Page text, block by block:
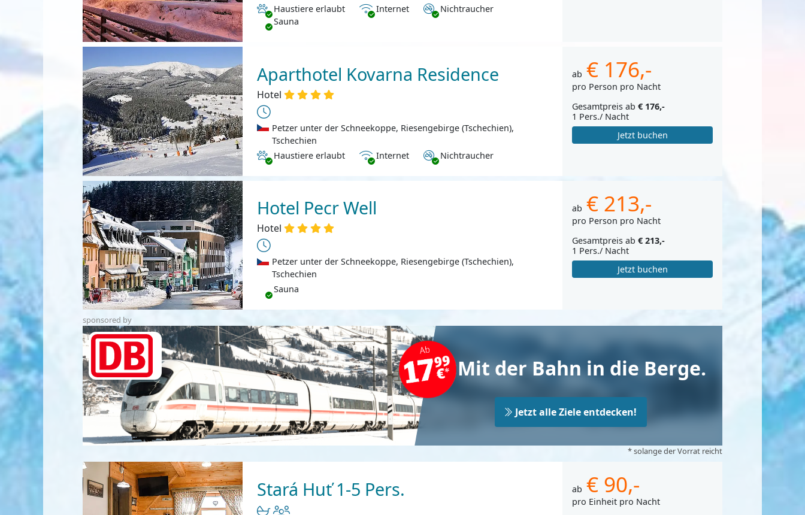
Haustiere erlaubt
Haustiere erlaubt InternetInternet Nichtraucher
Nichtraucher
Sauna
Aparthotel Kovarna Residence
Hotel
Petzer unter der Schneekoppe, Riesengebirge (Tschechien),
Tschechien
Haustiere erlaubt
Haustiere erlaubt InternetInternet Nichtraucher
Nichtraucher
ab € 176,-
pro Person pro Nacht
Gesamtpreis ab € 176,-
1 Pers./ Nacht
Jetzt buchen
Hotel Pecr Well
Hotel
Petzer unter der Schneekoppe, Riesengebirge (Tschechien),
Tschechien
Sauna
ab € 213,-
pro Person pro Nacht
Gesamtpreis ab € 213,-
1 Pers./ Nacht
Jetzt buchen
sponsored by
Mit der Bahn in die Berge.
Jetzt alle Ziele entdecken!
* solange der Vorrat reicht
Stará Huť 1-5 Pers. ab € 90,-
pro Einheit pro Nacht